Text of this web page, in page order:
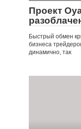
Проект
Быстрый обмен
бизнеса
динамично, так